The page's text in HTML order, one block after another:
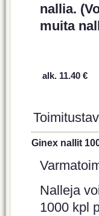
nallia.
muita
alk. 11.40 €
Ginex nallit
Nalleja
1000 kpl